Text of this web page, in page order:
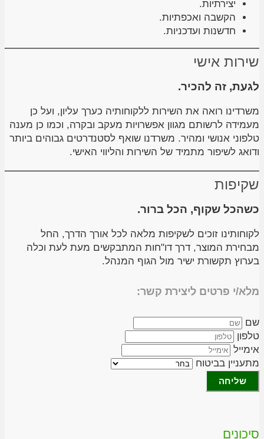
יצירתיות.
הקשבה ואכפתיות.
חדשנות ועדכניות.
שירות אישי
לגעת, זה להכיר.
משרדינו רואה את השירות ללקוחותיה כערך עליון, ועל כן
מעמידה לרשותם מגוון אפשרויות מעקב ובקרה, וכמו כן מענה
טלפוני אנושי ומהיר. משרדנו שואף לסטנדרטים גבוהים ביותר
ודואג לשיפור מתמיד של השירות והליווי האישי.
שקיפות
כשהכל שקוף, הכל ברור.
לקוחותינו זוכים לשקיפות מלאה לכל אורך הדרך, החל
מבחירת המוצר, דרך דו"חות המתבקשים מעת לעת וכלה
בערוץ תקשורת ישיר מול הגוף המנהל.
מלא/י פרטים ליצירת קשר:
שם
טלפון
אימייל
מתעניין בביטוח
שליחה
סיכונים